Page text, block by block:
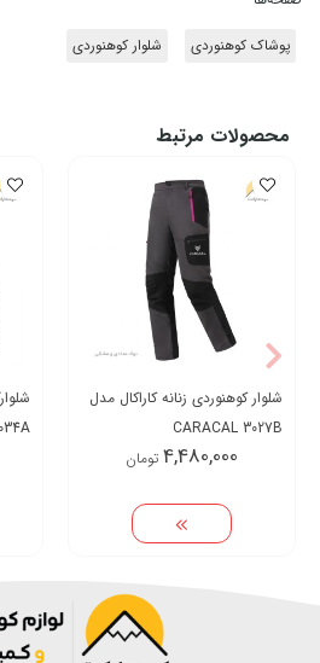
پوشاک کوهنوردی شلوار کوهنوردی
محصولات مرتبط
شلوار کوهنوردی زنانه کاراکال مدل
CARACAL 3027B
4,480,000 تومان